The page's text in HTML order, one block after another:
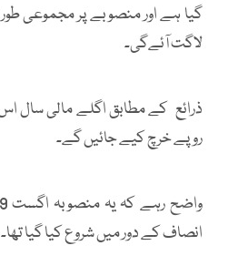
لاگت آئےگی۔
روپے خرچ کیے جائیں گے۔
انصاف کے دور میں شروع کیا گیا تھا۔